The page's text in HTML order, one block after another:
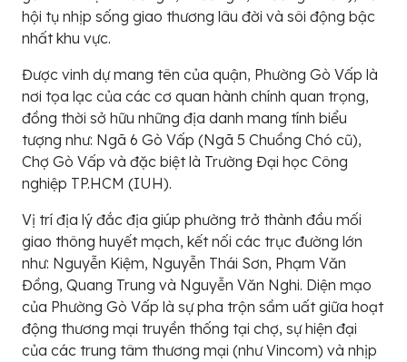
hội tụ nhịp sống giao thương lâu đời và sôi động bậc
nhất khu vực.
Được vinh dự mang tên của quận, Phường Gò Vấp là
nơi tọa lạc của các cơ quan hành chính quan trọng,
đồng thời sở hữu những địa danh mang tính biểu
tượng như: Ngã 6 Gò Vấp (Ngã 5 Chuồng Chó cũ),
Chợ Gò Vấp và đặc biệt là Trường Đại học Công
nghiệp TP.HCM (IUH).
Vị trí địa lý đắc địa giúp phường trở thành đầu mối
giao thông huyết mạch, kết nối các trục đường lớn
như: Nguyễn Kiệm, Nguyễn Thái Sơn, Phạm Văn
Đồng, Quang Trung và Nguyễn Văn Nghi. Diện mạo
của Phường Gò Vấp là sự pha trộn sầm uất giữa hoạt
động thương mại truyền thống tại chợ, sự hiện đại
của các trung tâm thương mại (như Vincom) và nhịp